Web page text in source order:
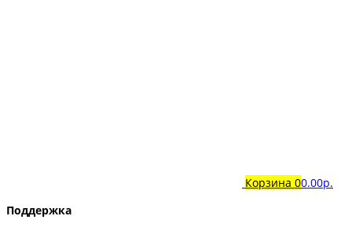
Корзина 00.00р.
Поддержка